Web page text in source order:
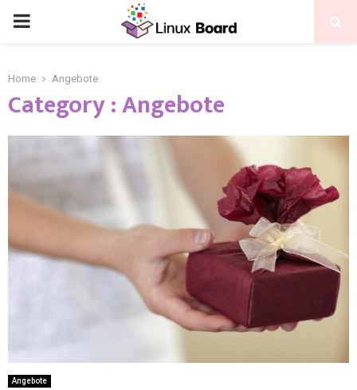
Home Angebote
Category : Angebote
Angebote